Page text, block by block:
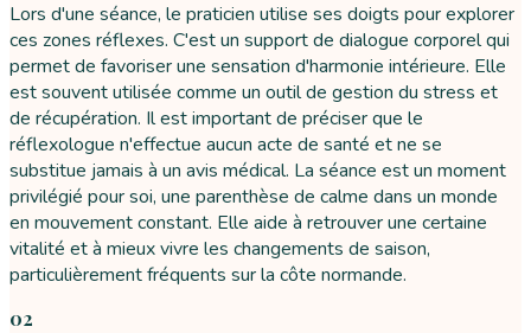
Lors d'une séance, le praticien utilise ses doigts pour explorer
ces zones réflexes. C'est un support de dialogue corporel qui
permet de favoriser une sensation d'harmonie intérieure. Elle
est souvent utilisée comme un outil de gestion du stress et
de récupération. Il est important de préciser que le
réflexologue n'effectue aucun acte de santé et ne se
substitue jamais à un avis médical. La séance est un moment
privilégié pour soi, une parenthèse de calme dans un monde
en mouvement constant. Elle aide à retrouver une certaine
vitalité et à mieux vivre les changements de saison,
particulièrement fréquents sur la côte normande.
02